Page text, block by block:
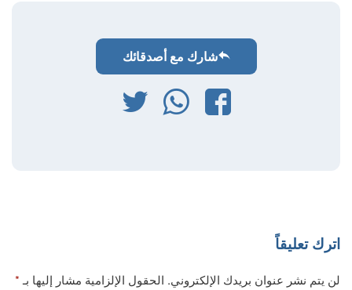
شارك مع أصدقائك
فيسبوكواتساب
اترك تعليقاً
لن يتم نشر عنوان بريدك الإلكتروني. الحقول الإلزامية مشار إليها بـ *